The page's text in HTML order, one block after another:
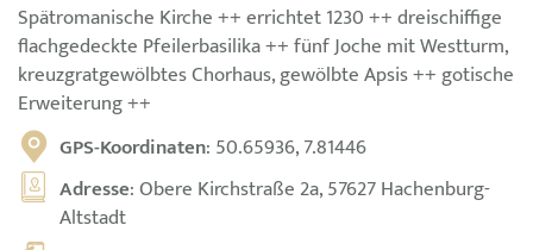
Spätromanische Kirche ++ errichtet 1230 ++ dreischiffige
flachgedeckte Pfeilerbasilika ++ fünf Joche mit Westturm,
kreuzgratgewölbtes Chorhaus, gewölbte Apsis ++ gotische
Erweiterung ++
GPS-Koordinaten: 50.65936, 7.81446
Adresse: Obere Kirchstraße 2a, 57627 Hachenburg-
Altstadt